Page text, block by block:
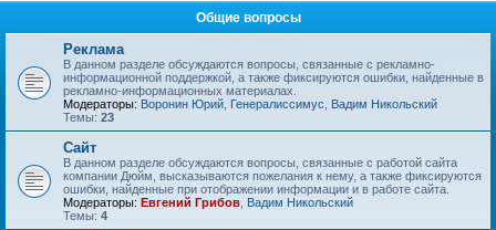
с
Общие вопросы
Реклама
В данном разделе обсуждаются вопросы, связанные с рекламно-
информационной поддержкой, а также фиксируются ошибки, найденные в
рекламно-информационных материалах.
Модераторы: Воронин Юрий Генералиссимус
Вадим Никольский
Темы: 23
Сайт
В данном разделе обсуждаются вопросы, связанные с работой сайта
компании Дюйм, высказываются пожелания к нему, а также фиксируются
ошибки, найденные при отображении информации и в работе сайта.
Модераторы: Евгений Грибов Вадим Никольский
Темы: 4